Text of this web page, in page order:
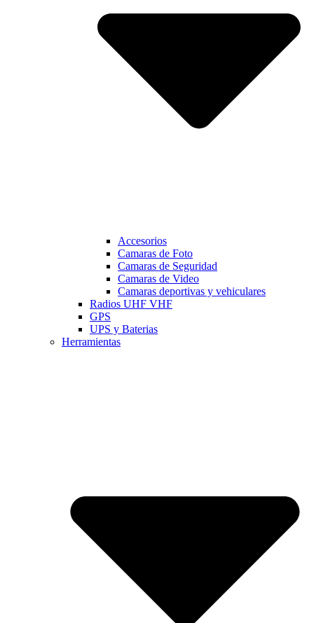
Accesorios
Camaras de Foto
Camaras de Seguridad
Camaras de Video
Camaras deportivas y vehiculares
Radios UHF VHF
GPS
UPS y Baterias
Herramientas